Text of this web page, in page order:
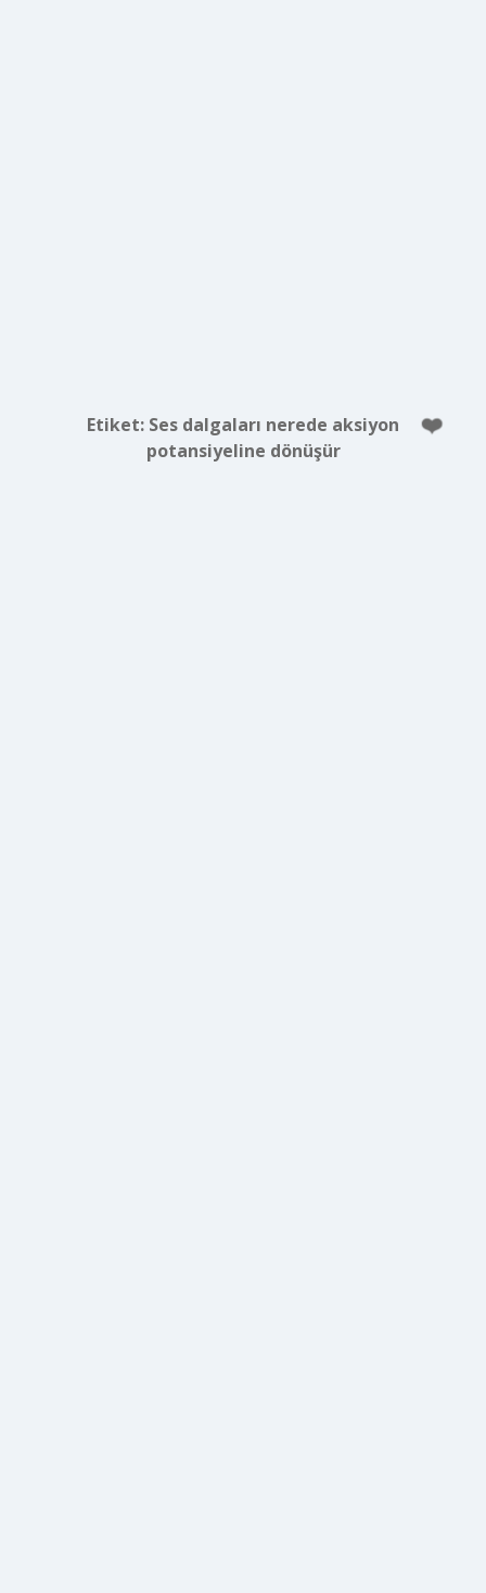
Etiket: Ses dalgaları nerede aksiyon
potansiyeline dönüşür